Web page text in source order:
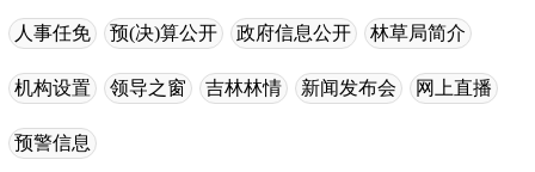
人事任免 预(决)算公开 政府信息公开 林草局简介
机构设置 领导之窗 吉林林情 新闻发布会 网上直播
预警信息